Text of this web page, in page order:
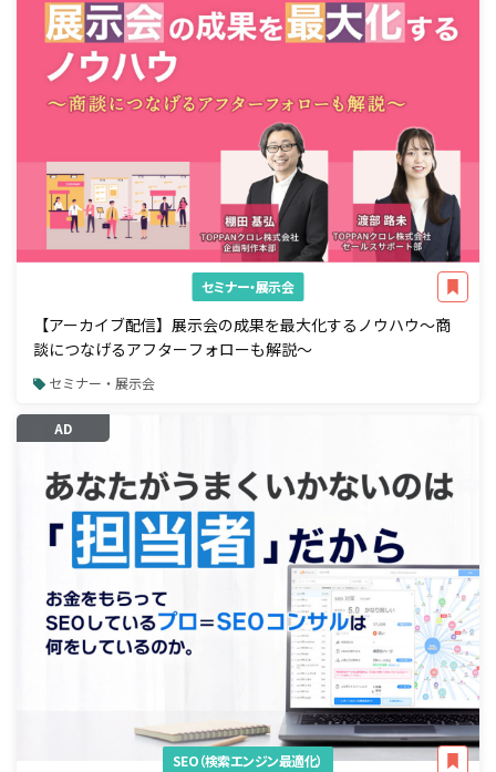
セミナー・展示会
【アーカイブ配信】展示会の成果を最大化するノウハウ～商
談につなげるアフターフォローも解説～
セミナー・展示会
AD
SEO（検索エンジン最適化）